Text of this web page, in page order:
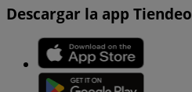
Descargar la app Tiendeo